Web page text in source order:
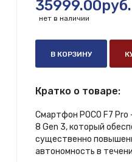
35999.00руб.
нет в наличии
В КОРЗИНУ
Кратко о товаре:
Смартфон POCO F7
8 Gen 3, который
существенно
автономность в